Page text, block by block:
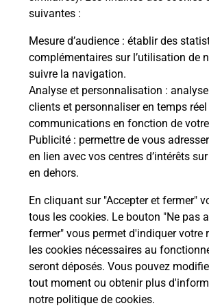
suivantes :
Mesure d’audience : établir des
complémentaires sur l’utilisation de
suivre la navigation.
Analyse et personnalisation :
clients et personnaliser en temps
communications en fonction de
Publicité : permettre de vous
en lien avec vos centres d’intérêts
en dehors.
En cliquant sur "Accepter et fermer"
tous les cookies. Le bouton "Ne pas
fermer" vous permet d'indiquer votre
les cookies nécessaires au
seront déposés. Vous pouvez
tout moment ou obtenir plus
notre politique de cookies.
Questions
Combien coûte des photos
au photomaton ?
Quelles dimensions pour une
d’identité ?
Quelle photo fournir pour un
d’identité (passeport, carte
?